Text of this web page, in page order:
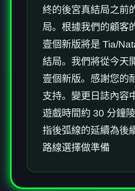
終的後宮真結局之前
局。根據我們的顧客
壹個新版將是 Tia/
結局。我們將從今天
壹個新版。感謝您的
支持。變更日誌內容
遊戲時間約 30 分鐘
指後弧線的延續為後
路線選擇做準備